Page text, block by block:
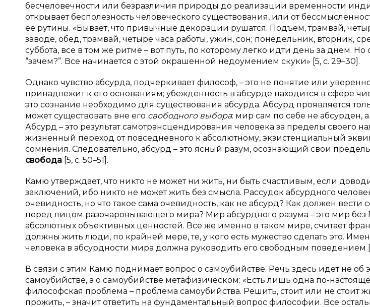
бесчеловечности или безразличия природы до реализации временности
открывает бесполезность человеческого существования, или от
ее рутины. «Бывает, что привычные декорации рушатся. Подъем, трамвай,
заводе, обед, трамвай, четыре часа работы, ужин, сон; понедельник, вторник,
суббота, все в том же ритме – вот путь, по которому легко идти день за днем.
“зачем?”. Все начинается с этой окрашенной недоумением скуки» [5, с. 29–30].
Однако чувство абсурда, подчеркивает философ, – это не понятие или
принадлежит к его основаниям; убежденность в абсурде находится в сфере
это сознание необходимо для существования абсурда. Абсурд проявляется
может существовать вне его свободного выбора: мир сам по себе не абсурден,
Абсурд – это результат самотрансцендирования человека за пределы своего
жизненный переход от повседневного к абсолютному, экзистенциальный
сомнения. Следовательно, абсурд – это ясный разум, осознающий свои
свобода [5, с. 50–51].
Камю утверждает, что никто не может ни жить, ни быть счастливым, если
заключений, ибо никто не может жить без смысла. Рассудок абсурдного
очевидность, но что такое сама очевидность, как не абсурд? Как должен вести
перед лицом разочаровывающего мира? Мир абсурдного разума – это мир без
абсолютных объективных ценностей. Все же именно в таком мире, считает
должны жить люди, по крайней мере, те, у кого есть мужество сделать это.
человека в абсурдности мира должна руководить его свободным поведением
В связи с этим Камю поднимает вопрос о самоубийстве. Речь здесь идет не об
самоубийстве, а о самоубийстве метафизическом: «Есть лишь одна по-
философская проблема – проблема самоубийства. Решить, стоит или не стоит
прожить, – значит ответить на фундаментальный вопрос философии. Все